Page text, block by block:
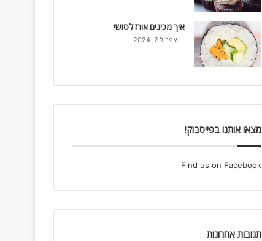
איך מכינים אורז לסושי
אפריל 2, 2024
מצאו אותנו בפייסבוק!
Find us on Facebook
תגובות אחרונות